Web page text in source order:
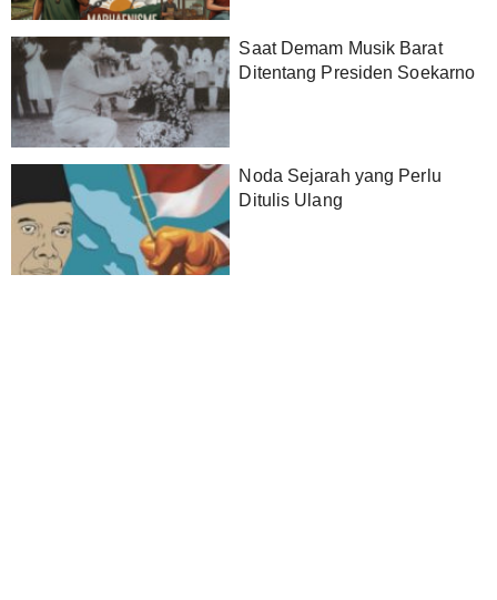
Saat Demam Musik Barat
Ditentang Presiden Soekarno
Noda Sejarah yang Perlu
Ditulis Ulang